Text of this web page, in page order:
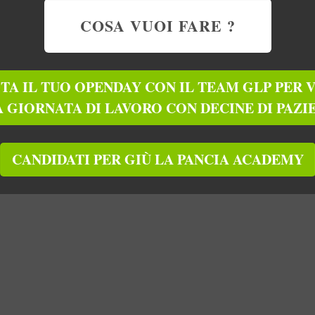
COSA VUOI FARE ?
IL TUO OPENDAY CON IL TEAM GLP PER
GIORNATA DI LAVORO CON DECINE DI
CANDIDATI PER GIÙ LA PANCIA ACADEMY